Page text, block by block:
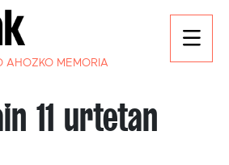
AHOZKO MEMORIA
11 urtetan